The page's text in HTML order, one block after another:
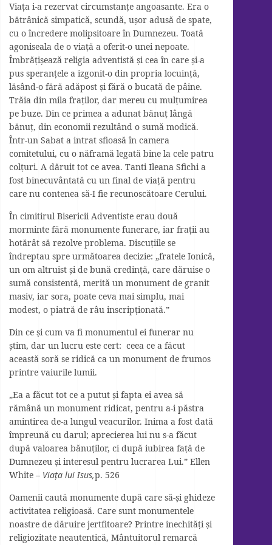
Viața i-a rezervat circumstanțe angoasante. Era o
bătrânică simpatică, scundă, ușor adusă de spate,
cu o încredere molipsitoare în Dumnezeu. Toată
agoniseala de o viață a oferit-o unei nepoate.
Îmbrățișează religia adventistă și cea în care și-a
pus speranțele a izgonit-o din propria locuință,
lăsând-o fără adăpost și fără o bucată de pâine.
Trăia din mila fraților, dar mereu cu mulțumirea
pe buze. Din ce primea a adunat bănuț lângă
bănuț, din economii rezultând o sumă modică.
Într-un Sabat a intrat sfioasă în camera
comitetului, cu o năframă legată bine la cele patru
colțuri. A dăruit tot ce avea. Tanti Ileana Sfichi a
fost binecuvântată cu un final de viață pentru
care nu contenea să-I fie recunoscătoare Cerului.
În cimitirul Bisericii Adventiste erau două
morminte fără monumente funerare, iar frații au
hotărât să rezolve problema. Discuțiile se
îndreptau spre următoarea decizie: „fratele Ionică,
un om altruist și de bună credință, care dăruise o
sumă consistentă, merită un monument de granit
masiv, iar sora, poate ceva mai simplu, mai
modest, o piatră de râu inscripționată.”
Din ce și cum va fi monumentul ei funerar nu
știm, dar un lucru este cert: ceea ce a făcut
această soră se ridică ca un monument de frumos
printre vaiurile lumii.
„Ea a făcut tot ce a putut și fapta ei avea să
rămână un monument ridicat, pentru a-i păstra
amintirea de-a lungul veacurilor. Inima a fost dată
împreună cu darul; aprecierea lui nu s-a făcut
după valoarea bănuților, ci după iubirea față de
Dumnezeu și interesul pentru lucrarea Lui.” Ellen
White – Viața lui Isus,p. 526
Oamenii caută monumente după care să-și ghideze
activitatea religioasă. Care sunt monumentele
noastre de dăruire jertfitoare? Printre inechități și
religiozitate neautentică, Mântuitorul remarcă